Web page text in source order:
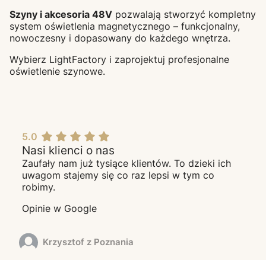
Szyny i akcesoria 48V pozwalają stworzyć kompletny
system oświetlenia magnetycznego – funkcjonalny,
nowoczesny i dopasowany do każdego wnętrza.
Wybierz LightFactory i zaprojektuj profesjonalne
oświetlenie szynowe.
5.0
Nasi klienci o nas
Zaufały nam już tysiące klientów. To dzieki ich
uwagom stajemy się co raz lepsi w tym co
robimy.
Opinie w Google
Krzysztof z Poznania